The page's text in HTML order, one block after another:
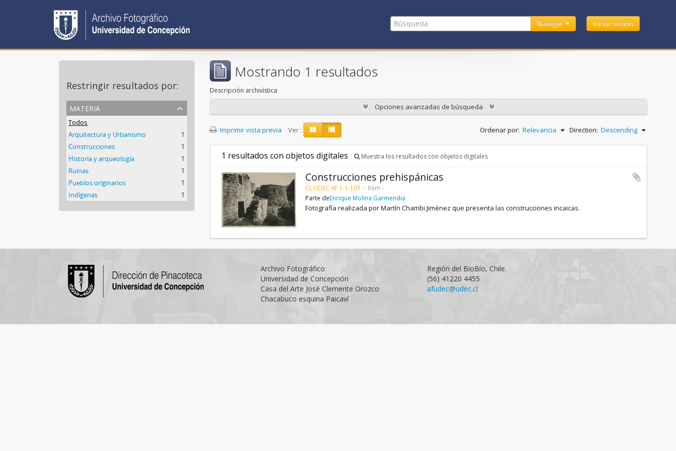
Iniciar sesión
Navegar
Restringir resultados por:
materia
Todos
Arquitectura y Urbanismo
1
Construcciones
1
Historia y arqueología
1
Ruinas
1
Pueblos originarios
1
Indígenas
1
Mostrando 1 resultados
Descripción archivística
Opciones avanzadas de búsqueda
Imprimir vista previa Ver : Ordenar por: Relevancia Direction: Descending
1 resultados con objetos digitales Muestra los resultados con objetos digitales
Construcciones prehispánicas
CL UDEC AF 1-1-107
Item
Parte deEnrique Molina Garmendia
Fotografía realizada por Martín Chambi Jiménez que presenta las construcciones incaicas.
Archivo Fotográfico
Universidad de Concepción
Casa del Arte José Clemente Orozco
Chacabuco esquina Paicaví
Región del BioBío, Chile.
(56) 41220 4455
afudec@udec.cl